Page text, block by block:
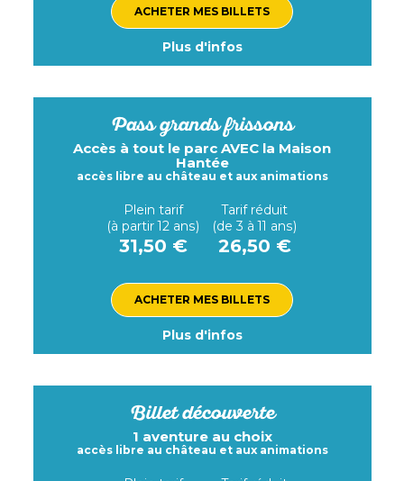
ACHETER MES BILLETS
Plus d'infos
Pass grands frissons
Accès à tout le parc AVEC la Maison
Hantée
accès libre au château et aux animations
Plein tarif
(à partir 12 ans)
31,50 €
Tarif réduit
(de 3 à 11 ans)
26,50 €
ACHETER MES BILLETS
Plus d'infos
Billet découverte
1 aventure au choix
accès libre au château et aux animations